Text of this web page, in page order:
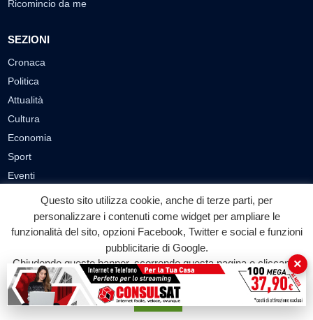
Ricomincio da me
SEZIONI
Cronaca
Politica
Attualità
Cultura
Economia
Sport
Eventi
Video Cronaca
Video Attualità
Video Economia
Video Cultura
Questo sito utilizza cookie, anche di terze parti, per
personalizzare i contenuti come widget per ampliare le
funzionalità del sito, opzioni Facebook, Twitter e social e funzioni
pubblicitarie di Google.
Chiudendo questo banner, scorrendo questa pagina o cliccando
su qualunque suo elemento acconsenti all'uso dei cookie.
Accetta
×